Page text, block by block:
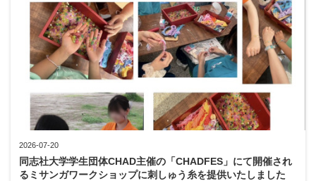
2026-07-20
同志社大学学生団体CHAD主催の「CHADFES」にて開催され
るミサンガワークショップに刺しゅう糸を提供いたしました